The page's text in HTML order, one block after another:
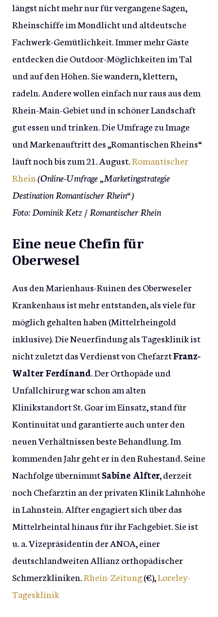
längst nicht mehr nur für vergangene Sagen,
Rheinschiffe im Mondlicht und altdeutsche
Fachwerk-Gemütlichkeit. Immer mehr Gäste
entdecken die Outdoor-Möglichkeiten im Tal
und auf den Höhen. Sie wandern, klettern,
radeln. Andere wollen einfach nur raus aus dem
Rhein-Main-Gebiet und in schöner Landschaft
gut essen und trinken. Die Umfrage zu Image
und Markenauftritt des „Romantischen Rheins“
läuft noch bis zum 21. August.Romantischer
Rhein(Online-Umfrage „Marketingstrategie
Destination Romantischer Rhein“)
Foto: Dominik Ketz / Romantischer Rhein
Eine neue Chefin für
Oberwesel
Aus den Marienhaus-Ruinen des Oberweseler
Krankenhaus ist mehr entstanden, als viele für
möglich gehalten haben (Mittelrheingold
inklusive). Die Neuerfindung als Tagesklinik ist
nicht zuletzt das Verdienst von ChefarztFranz-
Walter Ferdinand. Der Orthopäde und
Unfallchirurg war schon am alten
Klinikstandort St. Goar im Einsatz, stand für
Kontinuität und garantierte auch unter den
neuen Verhältnissen beste Behandlung. Im
kommenden Jahr geht er in den Ruhestand. Seine
Nachfolge übernimmtSabine Alfter, derzeit
noch Chefärztin an der privaten Klinik Lahnhöhe
in Lahnstein. Alfter engagiert sich über das
Mittelrheintal hinaus für ihr Fachgebiet. Sie ist
u. a. Vizepräsidentin der ANOA, einer
deutschlandweiten Allianz orthopädischer
Schmerzkliniken.Rhein-Zeitung(€),Loreley-
Tagesklinik